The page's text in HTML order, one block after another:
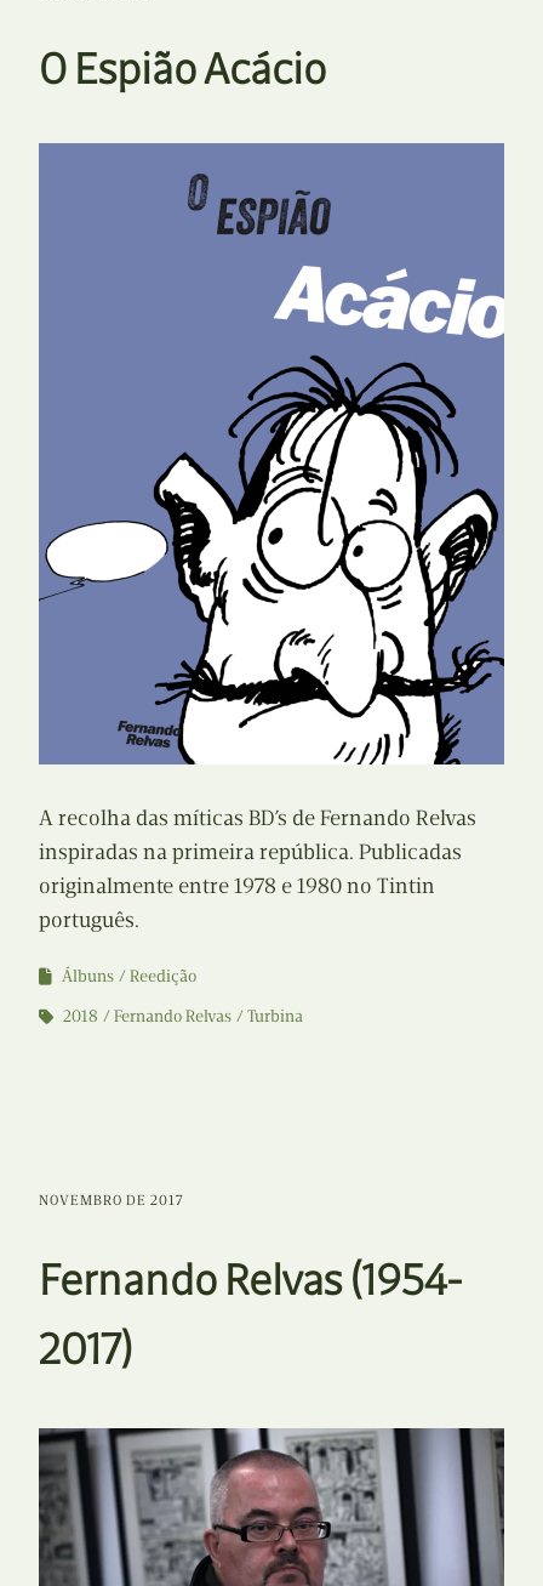
O Espião Acácio
A recolha das míticas BD’s de Fernando Relvas
inspiradas na primeira república. Publicadas
originalmente entre 1978 e 1980 no Tintin
português.
Álbuns
Reedição
2018
Fernando Relvas Turbina
NOVEMBRO DE 2017
Fernando Relvas (1954-
2017)